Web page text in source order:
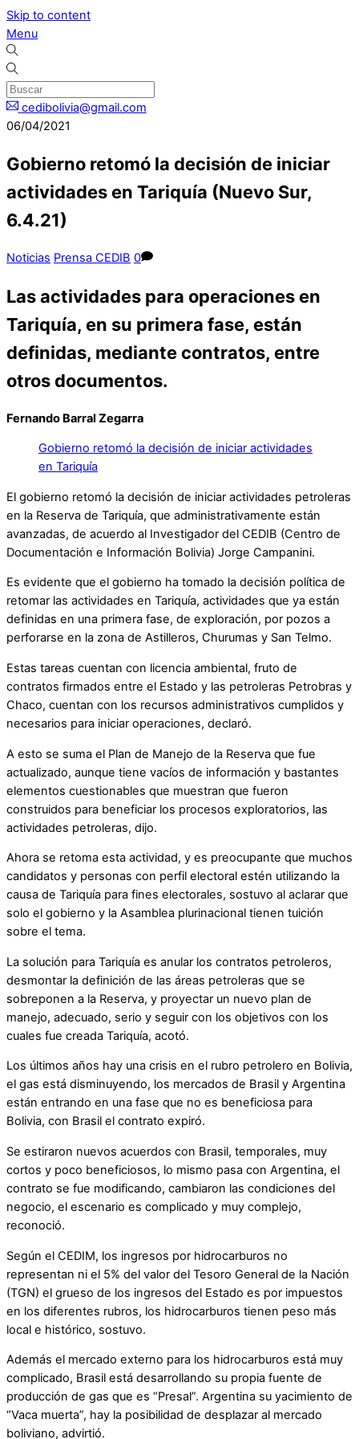
Skip to content
Menu
cedibolivia@gmail.com
06/04/2021
Gobierno retomó la decisión de iniciar
actividades en Tariquía (Nuevo Sur,
6.4.21)
Noticias Prensa CEDIB 0
Las actividades para operaciones en
Tariquía, en su primera fase, están
definidas, mediante contratos, entre
otros documentos.
Fernando Barral Zegarra
Gobierno retomó la decisión de iniciar actividades
en Tariquía
El gobierno retomó la decisión de iniciar actividades petroleras
en la Reserva de Tariquía, que administrativamente están
avanzadas, de acuerdo al Investigador del CEDIB (Centro de
Documentación e Información Bolivia) Jorge Campanini.
Es evidente que el gobierno ha tomado la decisión política de
retomar las actividades en Tariquía, actividades que ya están
definidas en una primera fase, de exploración, por pozos a
perforarse en la zona de Astilleros, Churumas y San Telmo.
Estas tareas cuentan con licencia ambiental, fruto de
contratos firmados entre el Estado y las petroleras Petrobras y
Chaco, cuentan con los recursos administrativos cumplidos y
necesarios para iniciar operaciones, declaró.
A esto se suma el Plan de Manejo de la Reserva que fue
actualizado, aunque tiene vacíos de información y bastantes
elementos cuestionables que muestran que fueron
construidos para beneficiar los procesos exploratorios, las
actividades petroleras, dijo.
Ahora se retoma esta actividad, y es preocupante que muchos
candidatos y personas con perfil electoral estén utilizando la
causa de Tariquía para fines electorales, sostuvo al aclarar que
solo el gobierno y la Asamblea plurinacional tienen tuición
sobre el tema.
La solución para Tariquía es anular los contratos petroleros,
desmontar la definición de las áreas petroleras que se
sobreponen a la Reserva, y proyectar un nuevo plan de
manejo, adecuado, serio y seguir con los objetivos con los
cuales fue creada Tariquía, acotó.
Los últimos años hay una crisis en el rubro petrolero en Bolivia,
el gas está disminuyendo, los mercados de Brasil y Argentina
están entrando en una fase que no es beneficiosa para
Bolivia, con Brasil el contrato expiró.
Se estiraron nuevos acuerdos con Brasil, temporales, muy
cortos y poco beneficiosos, lo mismo pasa con Argentina, el
contrato se fue modificando, cambiaron las condiciones del
negocio, el escenario es complicado y muy complejo,
reconoció.
Según el CEDIM, los ingresos por hidrocarburos no
representan ni el 5% del valor del Tesoro General de la Nación
(TGN) el grueso de los ingresos del Estado es por impuestos
en los diferentes rubros, los hidrocarburos tienen peso más
local e histórico, sostuvo.
Además el mercado externo para los hidrocarburos está muy
complicado, Brasil está desarrollando su propia fuente de
producción de gas que es “Presal”. Argentina su yacimiento de
“Vaca muerta”, hay la posibilidad de desplazar al mercado
boliviano, advirtió.